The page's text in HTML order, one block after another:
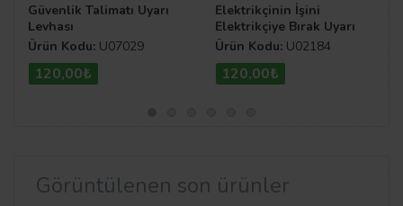
Güvenlik Talimatı Uyarı
Levhası
Ürün Kodu: U07029
120,00₺
Elektrikçinin İşini
Elektrikçiye Bırak Uyarı
Levhası
Ürün Kodu: U02184
120,00₺
Görüntülenen son ürünler